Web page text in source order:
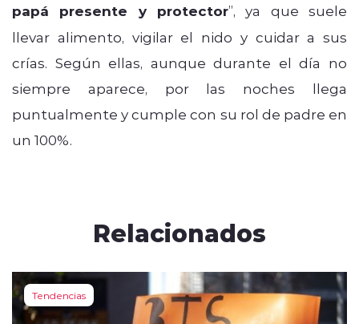
papá presente y protector”, ya que suele
llevar alimento, vigilar el nido y cuidar a sus
crías. Según ellas, aunque durante el día no
siempre aparece, por las noches llega
puntualmente y cumple con su rol de padre en
un 100%.
Relacionados
Tendencias